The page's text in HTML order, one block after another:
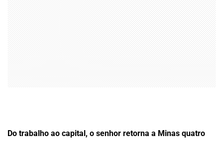
Do trabalho ao capital, o senhor retorna a Minas quatro